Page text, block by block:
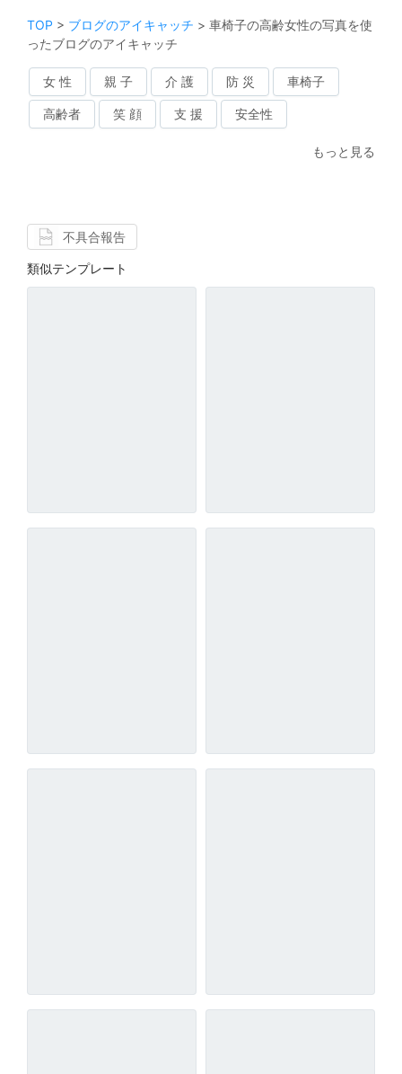
TOP > ブログのアイキャッチ > 車椅子の高齢女性の写真を使
ったブログのアイキャッチ
女 性 親 子 介 護 防 災 車椅子
高齢者 笑 顔 支 援 安全性
もっと見る
不具合報告
類似テンプレート